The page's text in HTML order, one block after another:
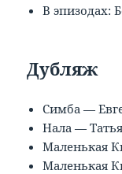
В эпизодах:
Дубляж
Симба —
Нала —
Маленькая
Маленькая